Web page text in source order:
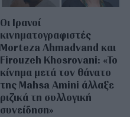
Οι Ιρανοί
κινηματογραφιστές
Morteza Ahmadvand και
Firouzeh Khosrovani: «Το
κίνημα μετά τον θάνατο
της Mahsa Amini άλλαξε
ριζικά τη συλλογική
συνείδηση»